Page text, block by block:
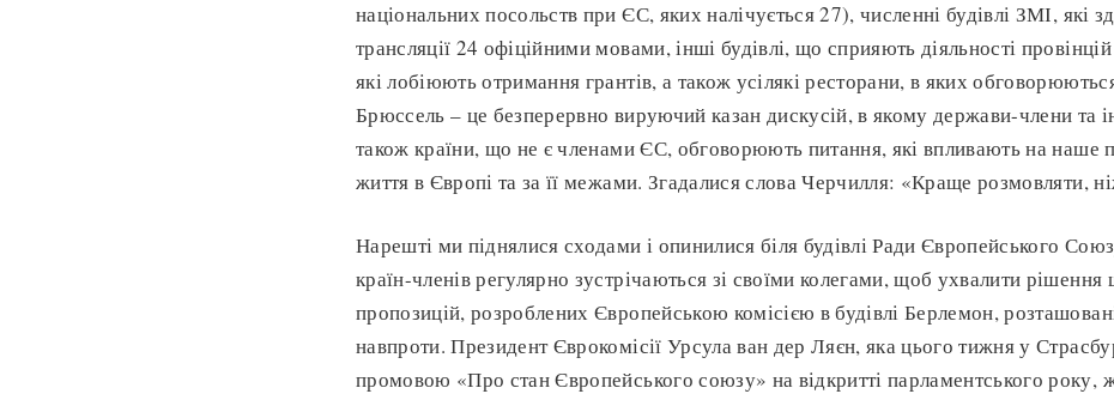
національних посольств при ЄС, яких налічується 27), численні будівлі ЗМІ, які
трансляції 24 офіційними мовами, інші будівлі, що сприяють діяльності
які лобіюють отримання грантів, а також усілякі ресторани, в яких
Брюссель – це безперервно вируючий казан дискусій, в якому держави-члени та
також країни, що не є членами ЄС, обговорюють питання, які впливають на наше
життя в Європі та за її межами. Згадалися слова Черчилля: «Краще розмовляти,
Нарешті ми піднялися сходами і опинилися біля будівлі Ради Європейського
країн-членів регулярно зустрічаються зі своїми колегами, щоб ухвалити
пропозицій, розроблених Європейською комісією в будівлі Берлемон,
навпроти. Президент Єврокомісії Урсула ван дер Ляєн, яка цього тижня у
промовою «Про стан Європейського союзу» на відкритті парламентського року,